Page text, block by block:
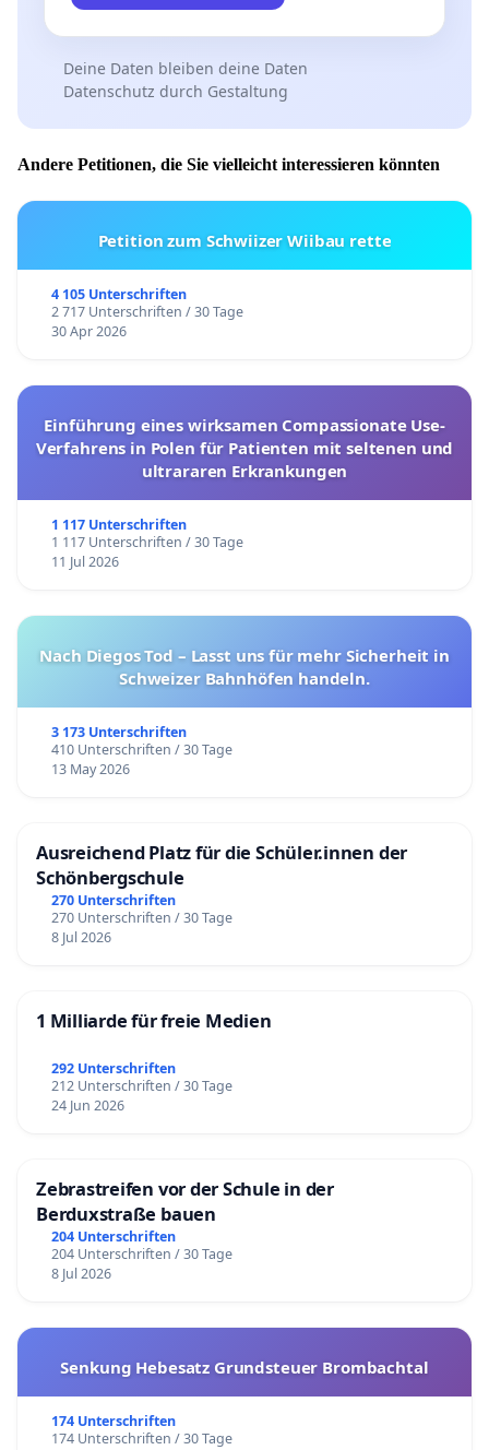
Deine Daten bleiben deine Daten
Datenschutz durch Gestaltung
Andere Petitionen, die Sie vielleicht interessieren könnten
Petition zum Schwiizer Wiibau rette
4 105 Unterschriften
2 717 Unterschriften / 30 Tage
30 Apr 2026
Einführung eines wirksamen Compassionate Use-
Verfahrens in Polen für Patienten mit seltenen und
ultrararen Erkrankungen
1 117 Unterschriften
1 117 Unterschriften / 30 Tage
11 Jul 2026
Nach Diegos Tod – Lasst uns für mehr Sicherheit in
Schweizer Bahnhöfen handeln.
3 173 Unterschriften
410 Unterschriften / 30 Tage
13 May 2026
Ausreichend Platz für die Schüler.innen der
Schönbergschule
270 Unterschriften
270 Unterschriften / 30 Tage
8 Jul 2026
1 Milliarde für freie Medien
292 Unterschriften
212 Unterschriften / 30 Tage
24 Jun 2026
Zebrastreifen vor der Schule in der
Berduxstraße bauen
204 Unterschriften
204 Unterschriften / 30 Tage
8 Jul 2026
Senkung Hebesatz Grundsteuer Brombachtal
174 Unterschriften
174 Unterschriften / 30 Tage